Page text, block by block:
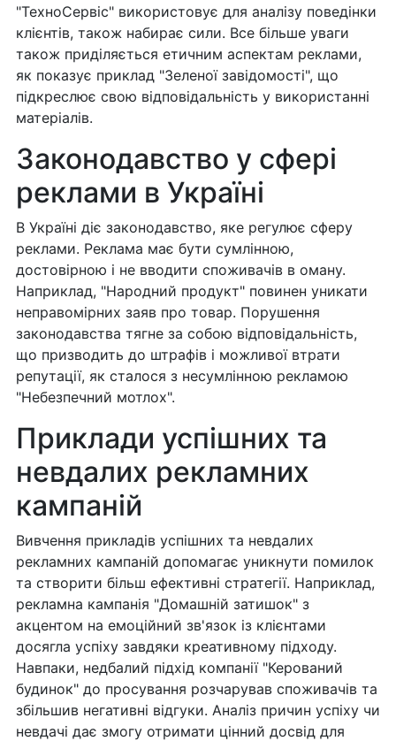
"ТехноСервіс" використовує для аналізу поведінки
клієнтів, також набирає сили. Все більше уваги
також приділяється етичним аспектам реклами,
як показує приклад "Зеленої завідомості", що
підкреслює свою відповідальність у використанні
матеріалів.
Законодавство у сфері
реклами в Україні
В Україні діє законодавство, яке регулює сферу
реклами. Реклама має бути сумлінною,
достовірною і не вводити споживачів в оману.
Наприклад, "Народний продукт" повинен уникати
неправомірних заяв про товар. Порушення
законодавства тягне за собою відповідальність,
що призводить до штрафів і можливої ​​втрати
репутації, як сталося з несумлінною рекламою
"Небезпечний мотлох".
Приклади успішних та
невдалих рекламних
кампаній
Вивчення прикладів успішних та невдалих
рекламних кампаній допомагає уникнути помилок
та створити більш ефективні стратегії. Наприклад,
рекламна кампанія "Домашній затишок" з
акцентом на емоційний зв'язок із клієнтами
досягла успіху завдяки креативному підходу.
Навпаки, недбалий підхід компанії "Керований
будинок" до просування розчарував споживачів та
збільшив негативні відгуки. Аналіз причин успіху чи
невдачі дає змогу отримати цінний досвід для